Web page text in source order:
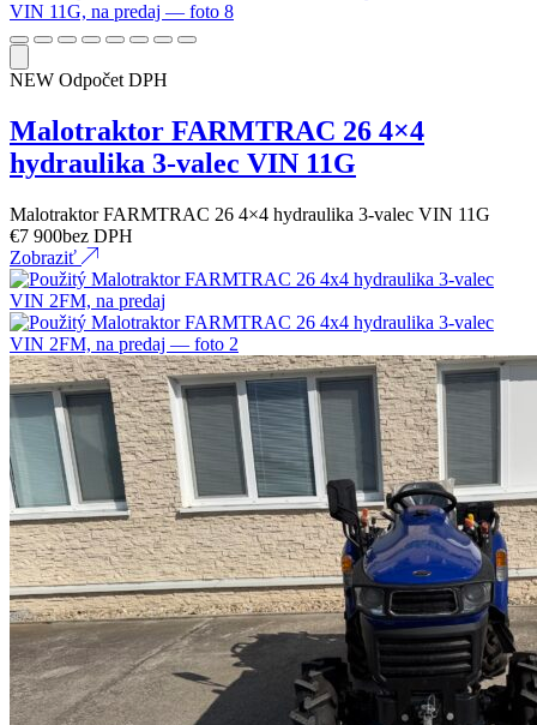
NEW Odpočet DPH
Malotraktor FARMTRAC 26 4×4
hydraulika 3-valec VIN 11G
Malotraktor FARMTRAC 26 4×4 hydraulika 3-valec VIN 11G
€7 900bez DPH
Zobraziť